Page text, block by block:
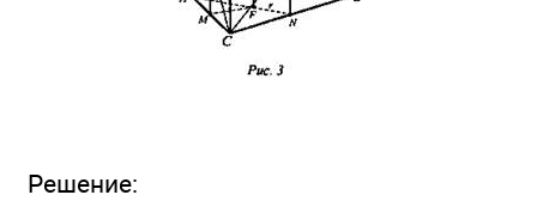
Решение: